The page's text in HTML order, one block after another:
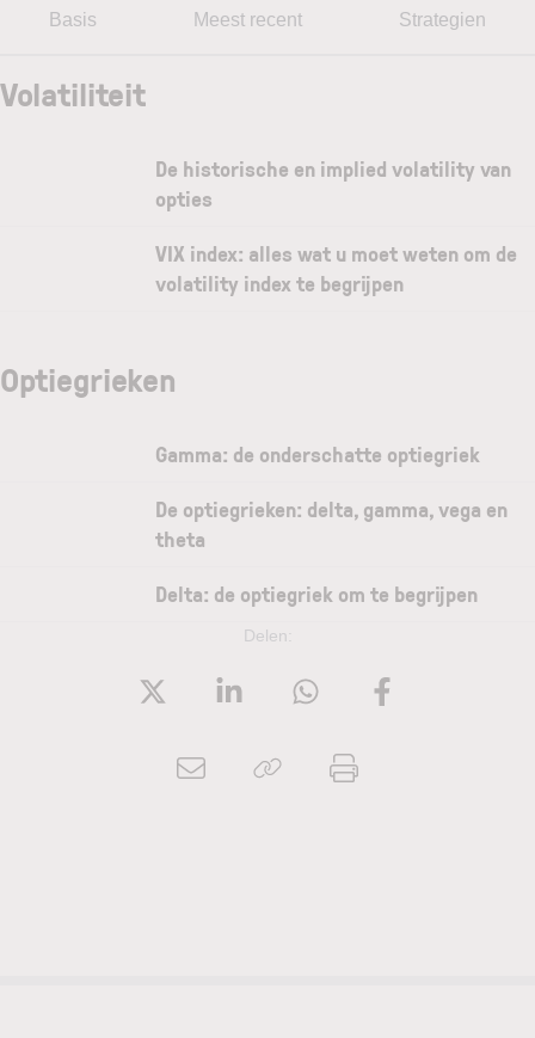
Basis Meest recent Strategien
Volatiliteit
De historische en implied volatility van
opties
VIX index: alles wat u moet weten om de
volatility index te begrijpen
Optiegrieken
Gamma: de onderschatte optiegriek
De optiegrieken: delta, gamma, vega en
theta
Delta: de optiegriek om te begrijpen
Delen: